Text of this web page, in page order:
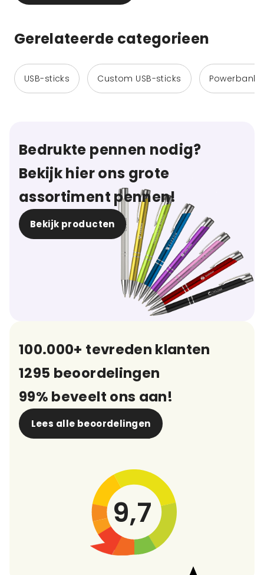
Gerelateerde categorieen
USB-sticks Custom USB-sticks Powerbanks
Bedrukte pennen nodig?
Bekijk hier ons grote
assortiment pennen!
Bekijk producten
100.000+ tevreden klanten
1295 beoordelingen
99% beveelt ons aan!
Lees alle beoordelingen
9,7